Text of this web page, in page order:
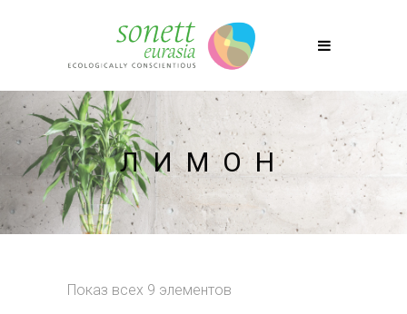
ЛИМОН
Показ всех 9 элементов